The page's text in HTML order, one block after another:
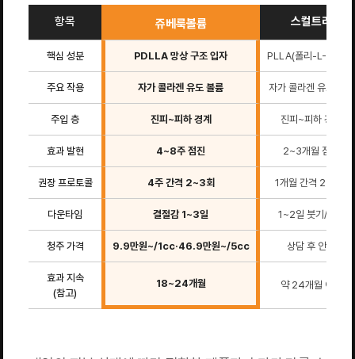
항목 쥬베룩볼륨 스컬트라
핵심 성분 PDLLA 망상 구조 입자 PLLA(폴리-L-락트산)
주요 작용 자가 콜라겐 유도 볼륨 자가 콜라겐 유도 볼륨
주입 층 진피~피하 경계 진피~피하 경계
효과 발현 4~8주 점진 2~3개월 점진
권장 프로토콜 4주 간격 2~3회 1개월 간격 2~3회
다운타임 결절감 1~3일 1~2일 붓기/홍조
청주 가격 9.9만원~/1cc·46.9만원~/5cc 상담 후 안내
효과 지속
(참고)
18~24개월 약 24개월 이상